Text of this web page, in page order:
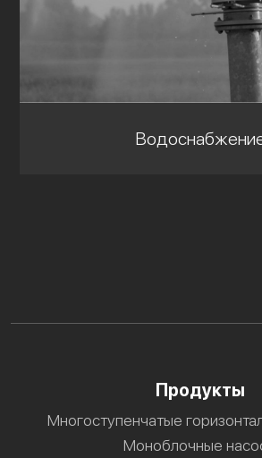
Продукты
Многоступенчатые
Моноблочные